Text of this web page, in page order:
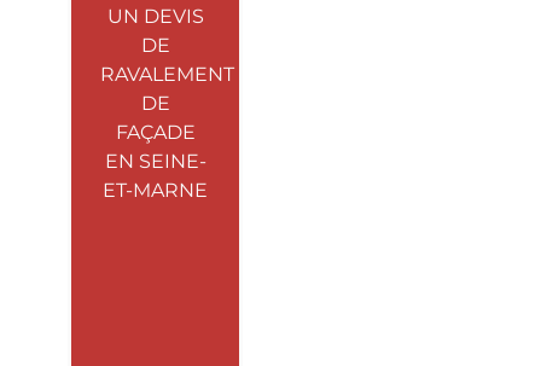
UN DEVIS
DE
RAVALEMENT
DE
FAÇADE
EN SEINE-
ET-MARNE